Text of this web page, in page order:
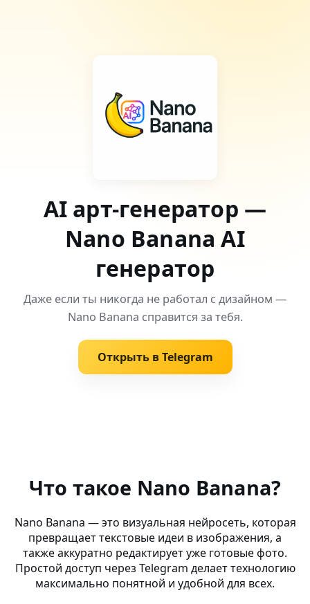
AI арт-генератор —
Nano Banana AI
генератор
Даже если ты никогда не работал с дизайном —
Nano Banana справится за тебя.
Открыть в Telegram
AI Creativity Bot (Cinema 4D) — AI для креатива: делай
Generaciya Izobrazheniy Dlya Blogerov Novelai Tatarstan
AI Постер Бот — Digital AI — создай визуал и видео
Что такое Nano Banana?
Nano Banana — это визуальная нейросеть, которая
превращает текстовые идеи в изображения, а
также аккуратно редактирует уже готовые фото.
Простой доступ через Telegram делает технологию
максимально понятной и удобной для всех.